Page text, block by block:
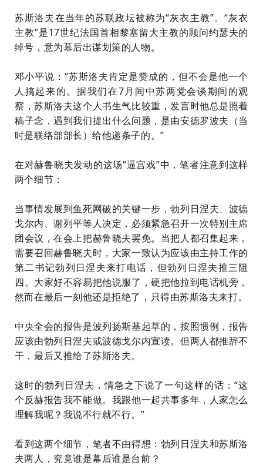
苏斯洛夫在当年的苏联政坛被称为“灰衣主教”。“灰衣
主教”是17世纪法国首相黎塞留大主教的顾问约瑟夫的
绰号，意为幕后出谋划策的人物。
邓小平说：“苏斯洛夫肯定是赞成的，但不会是他一个
人搞起来的。据我们在7月间中苏两党会谈期间的观
察，苏斯洛夫这个人书生气比较重，发言时他总是照着
稿子念，遇到我们提出什么问题，是由安德罗波夫（当
时是联络部部长）给他递条子的。”
在对赫鲁晓夫发动的这场“逼宫戏”中，笔者注意到这样
两个细节：
当事情发展到鱼死网破的关键一步，勃列日涅夫、波德
戈尔内、谢列平等人决定，必须紧急召开一次特别主席
团会议，在会上把赫鲁晓夫罢免。当把人都召集起来，
需要召回赫鲁晓夫时，大家一致认为应该由主持工作的
第二书记勃列日涅夫来打电话，但勃列日涅夫推三阻
四。大家好不容易把他说服了，硬把他拉到电话机旁，
然而在最后一刻他还是拒绝了，只得由苏斯洛夫来打。
中央全会的报告是波列扬斯基起草的，按照惯例，报告
应该由勃列日涅夫或波德戈尔内宣读。但两人都推辞不
干，最后又推给了苏斯洛夫。
这时的勃列日涅夫，情急之下说了一句这样的话：“这
个反赫报告我不能做。我跟他一起共事多年，人家怎么
理解我呢？我说不行就不行。”
看到这两个细节，笔者不由得想：勃列日涅夫和苏斯洛
夫两人，究竟谁是幕后谁是台前？